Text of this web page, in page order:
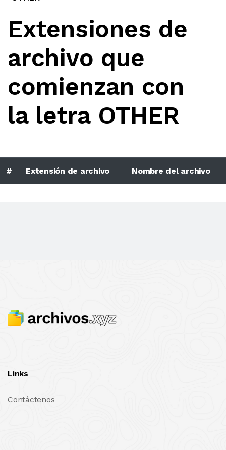
Extensiones de
archivo que
comienzan con
la letra OTHER
# Extensión de archivo Nombre del archivo
Links
Contáctenos